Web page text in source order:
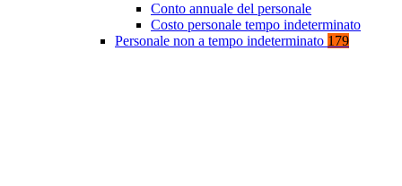
Conto annuale del personale
Costo personale tempo indeterminato
Personale non a tempo indeterminato 179